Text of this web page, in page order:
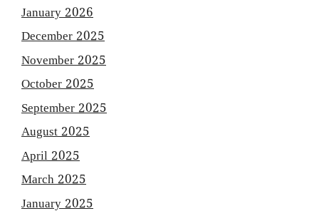
January 2026
December 2025
November 2025
October 2025
September 2025
August 2025
April 2025
March 2025
January 2025